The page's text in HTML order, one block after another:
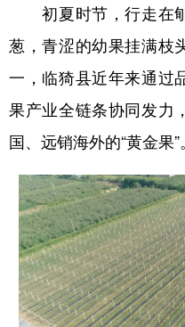
食品 人居
学术中国 乡村振兴
彩票 娱乐
公益 一带一路
文化产业
地方频道
北京 天津
初夏时节，行走在
葱，青涩的幼果挂满枝
一，临猗县近年来通过
果产业全链条协同发力
国、远销海外的“黄金果”。